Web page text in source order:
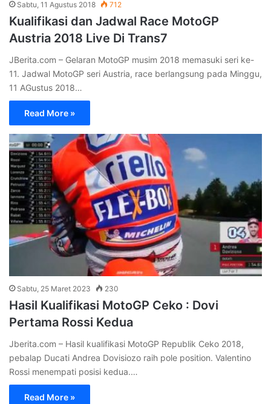
Sabtu, 11 Agustus 2018 712
Kualifikasi dan Jadwal Race MotoGP
Austria 2018 Live Di Trans7
JBerita.com – Gelaran MotoGP musim 2018 memasuki seri ke-
11. Jadwal MotoGP seri Austria, race berlangsung pada Minggu,
11 AGustus 2018…
Read More »
Sabtu, 25 Maret 2023 230
Hasil Kualifikasi MotoGP Ceko : Dovi
Pertama Rossi Kedua
Jberita.com – Hasil kualifikasi MotoGP Republik Ceko 2018,
pebalap Ducati Andrea Dovisiozo raih pole position. Valentino
Rossi menempati posisi kedua.…
Read More »